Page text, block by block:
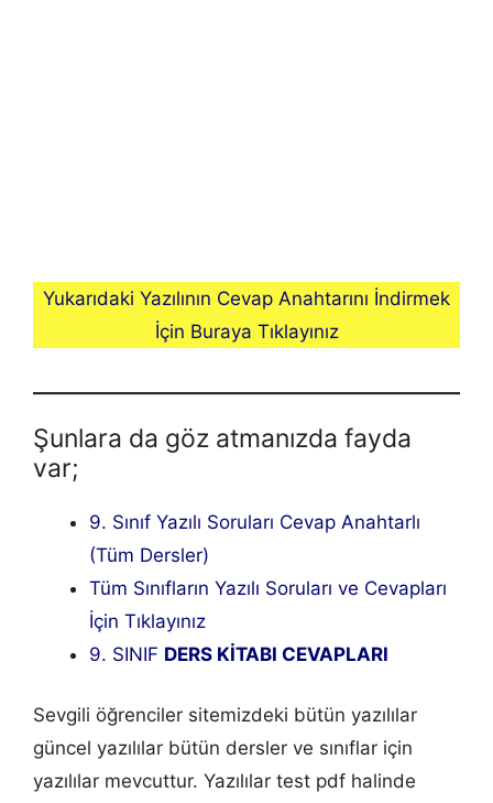
Yukarıdaki Yazılının Cevap Anahtarını İndirmek
İçin Buraya Tıklayınız
Şunlara da göz atmanızda fayda
var;
9. Sınıf Yazılı Soruları Cevap Anahtarlı
(Tüm Dersler)
Tüm Sınıfların Yazılı Soruları ve Cevapları
İçin Tıklayınız
9. SINIF DERS KİTABI CEVAPLARI
Sevgili öğrenciler sitemizdeki bütün yazılılar
güncel yazılılar bütün dersler ve sınıflar için
yazılılar mevcuttur. Yazılılar test pdf halinde